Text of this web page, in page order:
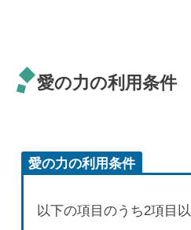
愛の力の利用条件
愛の力の利用条件
以下の項目のうち2項目以